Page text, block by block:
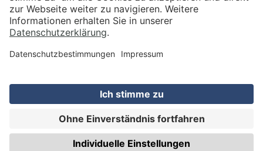
WIRmachenDRUCK GmbH
Illerstraße 15
71522 Backnang
Tel.: +49 (0) 711 995 982 - 20